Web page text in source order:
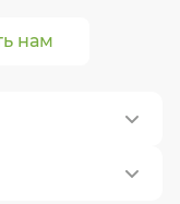
нам